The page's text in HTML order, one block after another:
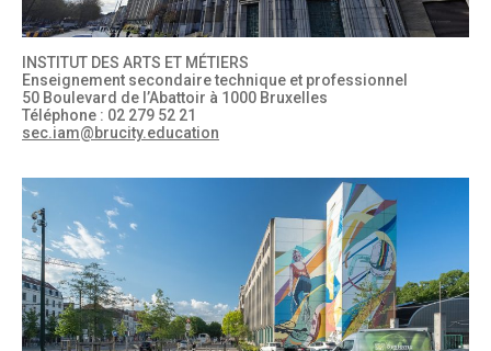
INSTITUT DES ARTS ET MÉTIERS
Enseignement secondaire technique et professionnel
50 Boulevard de l’Abattoir à 1000 Bruxelles
Téléphone : 02 279 52 21
sec.iam@brucity.education